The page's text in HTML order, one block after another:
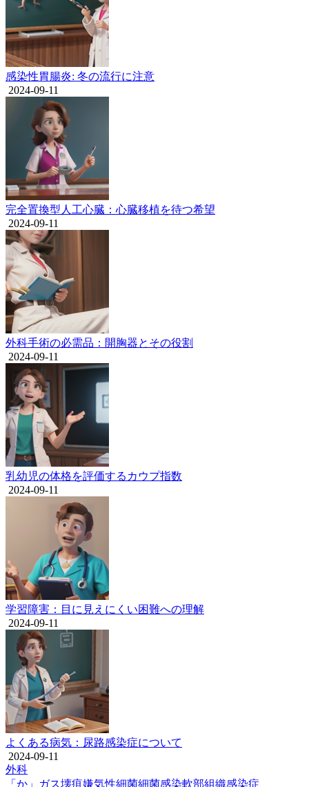
感染性胃腸炎: 冬の流行に注意
2024-09-11
完全置換型人工心臓：心臓移植を待つ希望
2024-09-11
外科手術の必需品：開胸器とその役割
2024-09-11
乳幼児の体格を評価するカウプ指数
2024-09-11
学習障害：目に見えにくい困難への理解
2024-09-11
よくある病気：尿路感染症について
2024-09-11
外科
「か」
ガス壊疽嫌気性細菌細菌感染軟部組織感染症